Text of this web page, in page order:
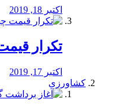
اکتبر 18, 2019
تکرار قیمت
اکتبر 17, 2019
کشاورزی